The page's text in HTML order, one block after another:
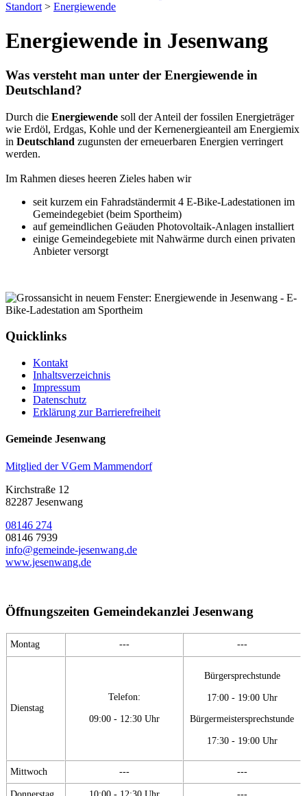
Standort > Energiewende
Energiewende in Jesenwang
Was versteht man unter der Energiewende in
Deutschland?
Durch die Energiewende soll der Anteil der fossilen Energieträger
wie Erdöl, Erdgas, Kohle und der Kernenergieanteil am Energiemix
in Deutschland zugunsten der erneuerbaren Energien verringert
werden.
Im Rahmen dieses heeren Zieles haben wir
seit kurzem ein Fahradständermit 4 E-Bike-Ladestationen im
Gemeindegebiet (beim Sportheim)
auf gemeindlichen Geäuden Photovoltaik-Anlagen installiert
einige Gemeindegebiete mit Nahwärme durch einen privaten
Anbieter versorgt
Quicklinks
Kontakt
Inhaltsverzeichnis
Impressum
Datenschutz
Erklärung zur Barrierefreiheit
Gemeinde Jesenwang
Mitglied der VGem Mammendorf
Kirchstraße 12
82287 Jesenwang
08146 274
08146 7939
info@gemeinde-jesenwang.de
www.jesenwang.de
Öffnungszeiten Gemeindekanzlei Jesenwang
Montag --- ---
Dienstag
Telefon:
09:00 - 12:30 Uhr
Bürgersprechstunde
17:00 - 19:00 Uhr
Bürgermeistersprechstunde
17:30 - 19:00 Uhr
Mittwoch --- ---